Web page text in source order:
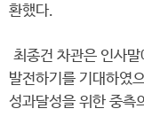
환했다.
최종건 차관은 인사
발전하기를 기대하였
성과달성을 위한 중측